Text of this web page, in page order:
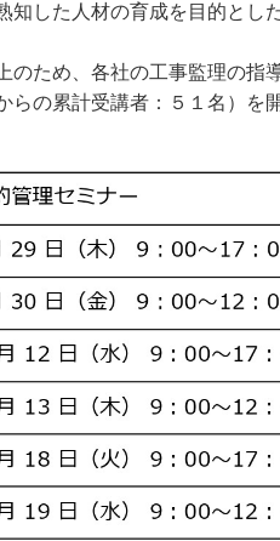
した人材の育成を目的とし
ため、各社の工事監理の指
の累計受講者：５１名）を